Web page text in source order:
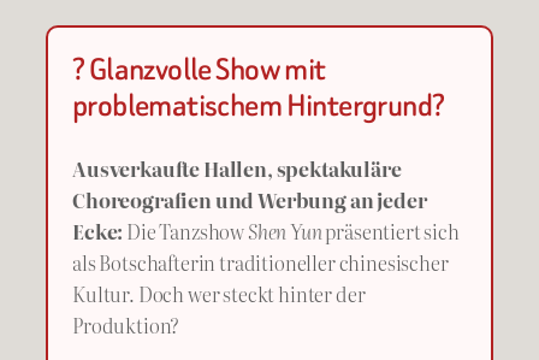
? Glanzvolle Show mit
problematischem Hintergrund?
Ausverkaufte Hallen, spektakuläre
Choreografien und Werbung an jeder
Ecke: Die TanzshowShen Yunpräsentiert sich
als Botschafterin traditioneller chinesischer
Kultur. Doch wer steckt hinter der
Produktion?